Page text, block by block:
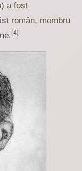
) a fost
român, membru
. [4]